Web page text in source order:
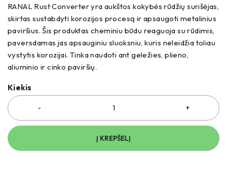
RANAL Rust Converter yra aukštos kokybės rūdžių surišėjas,
skirtas sustabdyti korozijos procesą ir apsaugoti metalinius
paviršius. Šis produktas cheminiu būdu reaguoja su rūdimis,
paversdamas jas apsauginiu sluoksniu, kuris neleidžia toliau
vystytis korozijai. Tinka naudoti ant geležies, plieno,
aliuminio ir cinko paviršių.
Kiekis
Į KREPŠELĮ